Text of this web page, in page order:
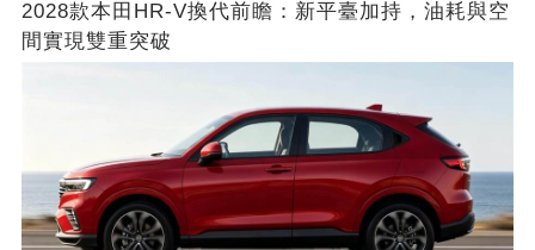
2028款本田HR-V換代前瞻：新平臺加持，油耗與空
間實現雙重突破